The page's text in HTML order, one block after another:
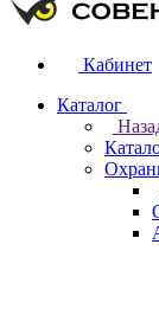
Кабинет
Каталог